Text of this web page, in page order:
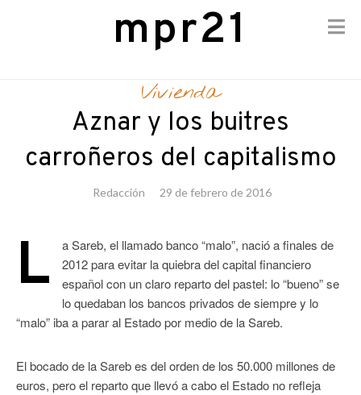
mpr21
Vivienda
Aznar y los buitres
carroñeros del capitalismo
Redacción 29 de febrero de 2016
L
a Sareb, el llamado banco “malo”, nació a finales de
2012 para evitar la quiebra del capital financiero
español con un claro reparto del pastel: lo “bueno” se
lo quedaban los bancos privados de siempre y lo
“malo” iba a parar al Estado por medio de la Sareb.
El bocado de la Sareb es del orden de los 50.000 millones de
euros, pero el reparto que llevó a cabo el Estado no refleja